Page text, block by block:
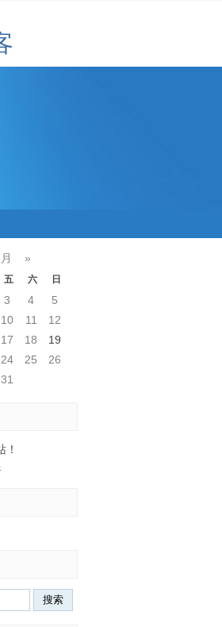
»
五 六 日
3 4
5
10 11
12
17 18
19
24 25
26
31
！